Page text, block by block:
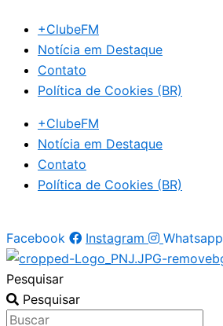
para
conteúdo
+ClubeFM
Notícia em Destaque
Contato
Política de Cookies (BR)
+ClubeFM
Notícia em Destaque
Contato
Política de Cookies (BR)
Facebook Instagram Whatsapp
Pesquisar
Pesquisar